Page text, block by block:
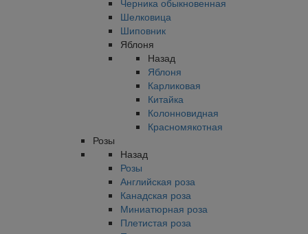
Черника обыкновенная
Шелковица
Шиповник
Яблоня
Назад
Яблоня
Карликовая
Китайка
Колонновидная
Красномякотная
Розы
Назад
Розы
Английская роза
Канадская роза
Миниатюрная роза
Плетистая роза